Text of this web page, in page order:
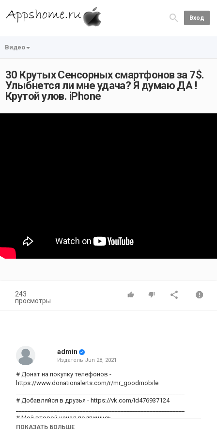
Вход
Видео
30 Крутых Сенсорных смартфонов за 7$.
Улыбнется ли мне удача? Я думаю ДА !
Крутой улов. iPhone
243
просмотры
admin
Издатель Jun 28, 2021
# Донат на покупку телефонов -
https://www.donationalerts.com/r/mr_goodmobile
# Добавляйся в друзья - https://vk.com/id476937124
# Мой второй канал подпишись -
https://www.youtube.com/channel/UCRb5PjWSxF6t4Y1PC1zVtVw?
ПОКАЗАТЬ БОЛЬШЕ